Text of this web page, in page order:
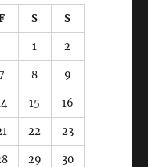
S S
1 2
8 9
15 16
22 23
29 30